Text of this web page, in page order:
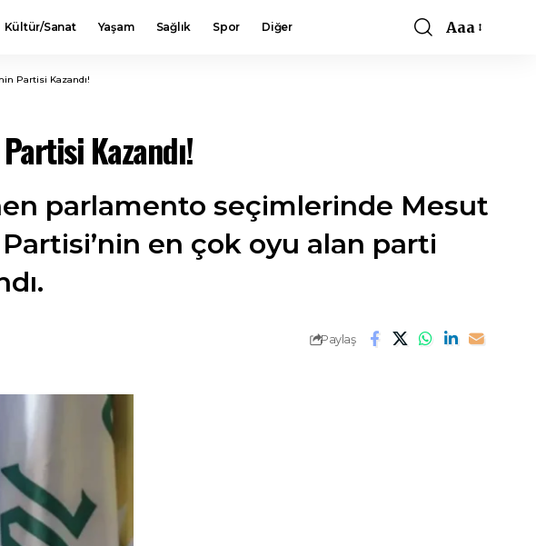
Kültür/Sanat Yaşam Sağlık Spor Diğer
Font
Aaa
Partisi Kazandı!
Kazandı!
parlamento seçimlerinde Mesut
en çok oyu alan parti
Paylaş